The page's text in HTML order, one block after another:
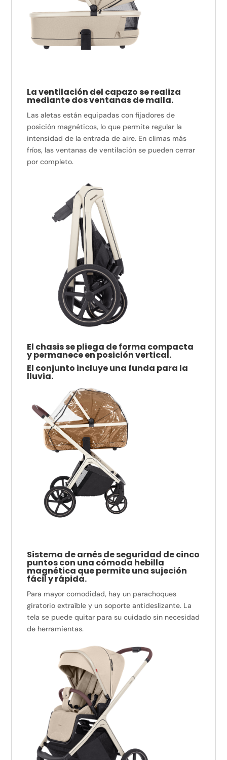
La ventilación del capazo se realiza
mediante dos ventanas de malla.
Las aletas están equipadas con fijadores de
posición magnéticos, lo que permite regular la
intensidad de la entrada de aire. En climas más
fríos, las ventanas de ventilación se pueden cerrar
por completo.
El chasis se pliega de forma compacta
y permanece en posición vertical.
El conjunto incluye una funda para la
lluvia.
Sistema de arnés de seguridad de cinco
puntos con una cómoda hebilla
magnética que permite una sujeción
fácil y rápida.
Para mayor comodidad, hay un parachoques
giratorio extraíble y un soporte antideslizante. La
tela se puede quitar para su cuidado sin necesidad
de herramientas.